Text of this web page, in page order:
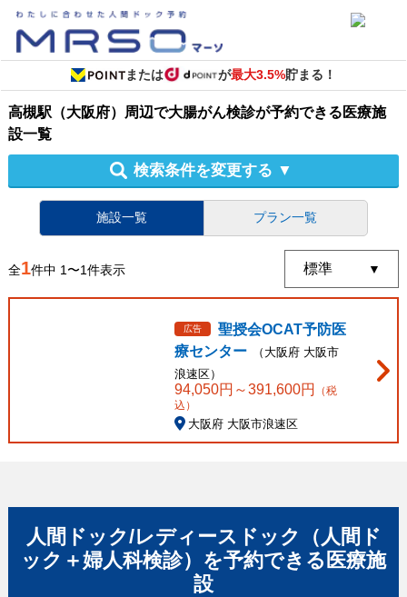
または が最大3.5%貯まる！
高槻駅（大阪府）周辺で大腸がん検診が予約できる医療施
設一覧
検索条件を変更する ▼
施設一覧 プラン一覧
全1件中 1〜1件表示
広告
聖授会OCAT予防医
療センター
（ 大阪府 大阪市
浪速区）
94,050円～391,600円
（税
込）
大阪府 大阪市浪速区
人間ドック/レディースドック（人間ド
ック＋婦人科検診） を予約できる 医療施
設